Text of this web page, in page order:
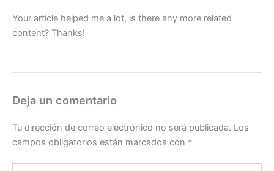
Your article helped me a lot, is there any more related
content? Thanks!
Deja un comentario
Tu dirección de correo electrónico no será publicada. Los
campos obligatorios están marcados con *